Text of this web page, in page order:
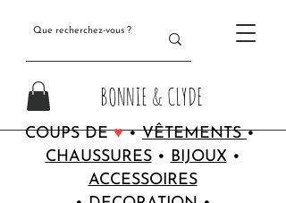
BONNIE & CLYDE
COUPS DE♥•VÊTEMENTS•
CHAUSSURES • BIJOUX•
ACCESSOIRES